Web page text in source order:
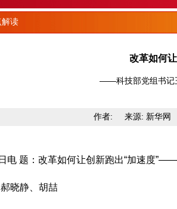
解读
改革如何
——科技部党组书记
作者: 来源: 新华网
题：改革如何让创新跑出“加速度”——
晓静、胡喆